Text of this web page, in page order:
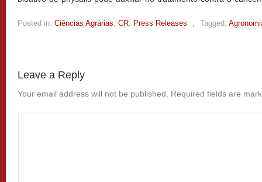
Posted in: Ciências Agrárias CR Press Releases Tagged:
Leave a Reply
Your email address will not be published. Required fields are